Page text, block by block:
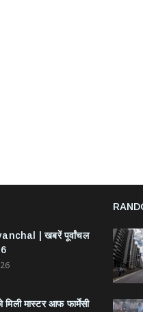
| खबरें पूर्वांचल
मिली मास्टर आफ फार्मेसी